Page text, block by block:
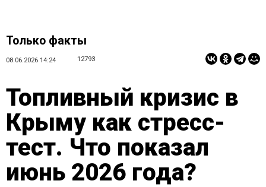
Только факты
08.06.2026 14:24 12793
Топливный кризис в
Крыму как стресс-
тест. Что показал
июнь 2026 года?